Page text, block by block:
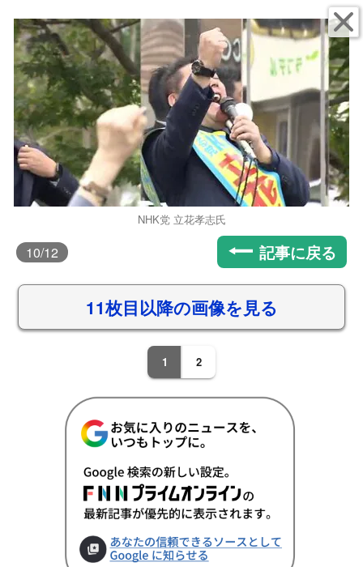
NHK党 立花孝志氏
10/12 記事に戻る
11枚目以降の画像を見る
1 2